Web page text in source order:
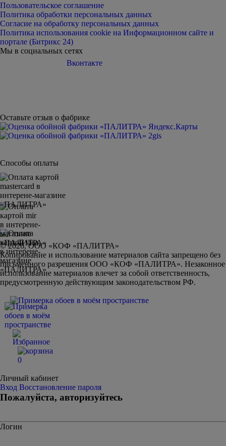
Пользовательское соглашение
Политика обработки персональных данных
Согласие на обработку персональных данных
Политика использования cookie на Информационном сайте и
портале (Битрикс 24)
Мы в социальных сетях
Вконтакте
Оставьте отзыв о фабрике
Способы оплаты
© 2026, ООО «КОФ «ПАЛИТРА»
Копирование и использование материалов сайта запрещено без
письменного разрешения ООО «КОФ «ПАЛИТРА». Незаконное
использование материалов влечет за собой ответственность,
предусмотренную действующим законодательством РФ.
0
Личный кабинет
Вход Восстановление пароля
Пожалуйста, авторизуйтесь
Логин